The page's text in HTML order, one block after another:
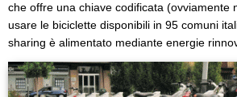
che offre una chiave codificata
usare le biciclette disponibili in 95 comuni
sharing è alimentato mediante energie